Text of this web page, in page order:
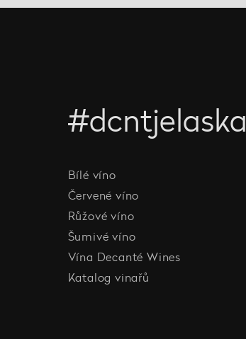
#dcntjelaska
Bílé víno
Červené víno
Růžové víno
Šumivé víno
Vína Decanté Wines
Katalog vinařů